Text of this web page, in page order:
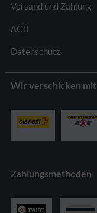
Versand und Zahlung
AGB
Datenschutz
Wir verschicken mit
Zahlungsmethoden